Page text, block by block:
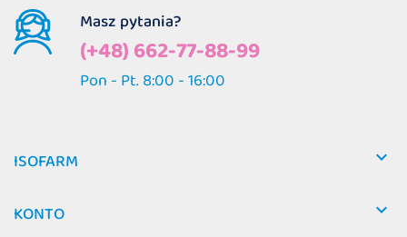
Masz pytania?
(+48) 662-77-88-99
Pon - Pt. 8:00 - 16:00
ISOFARM 
KONTO 